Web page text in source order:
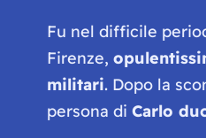
Fu nel difficile
Firenze,
militari. Dopo la
persona di Carlo